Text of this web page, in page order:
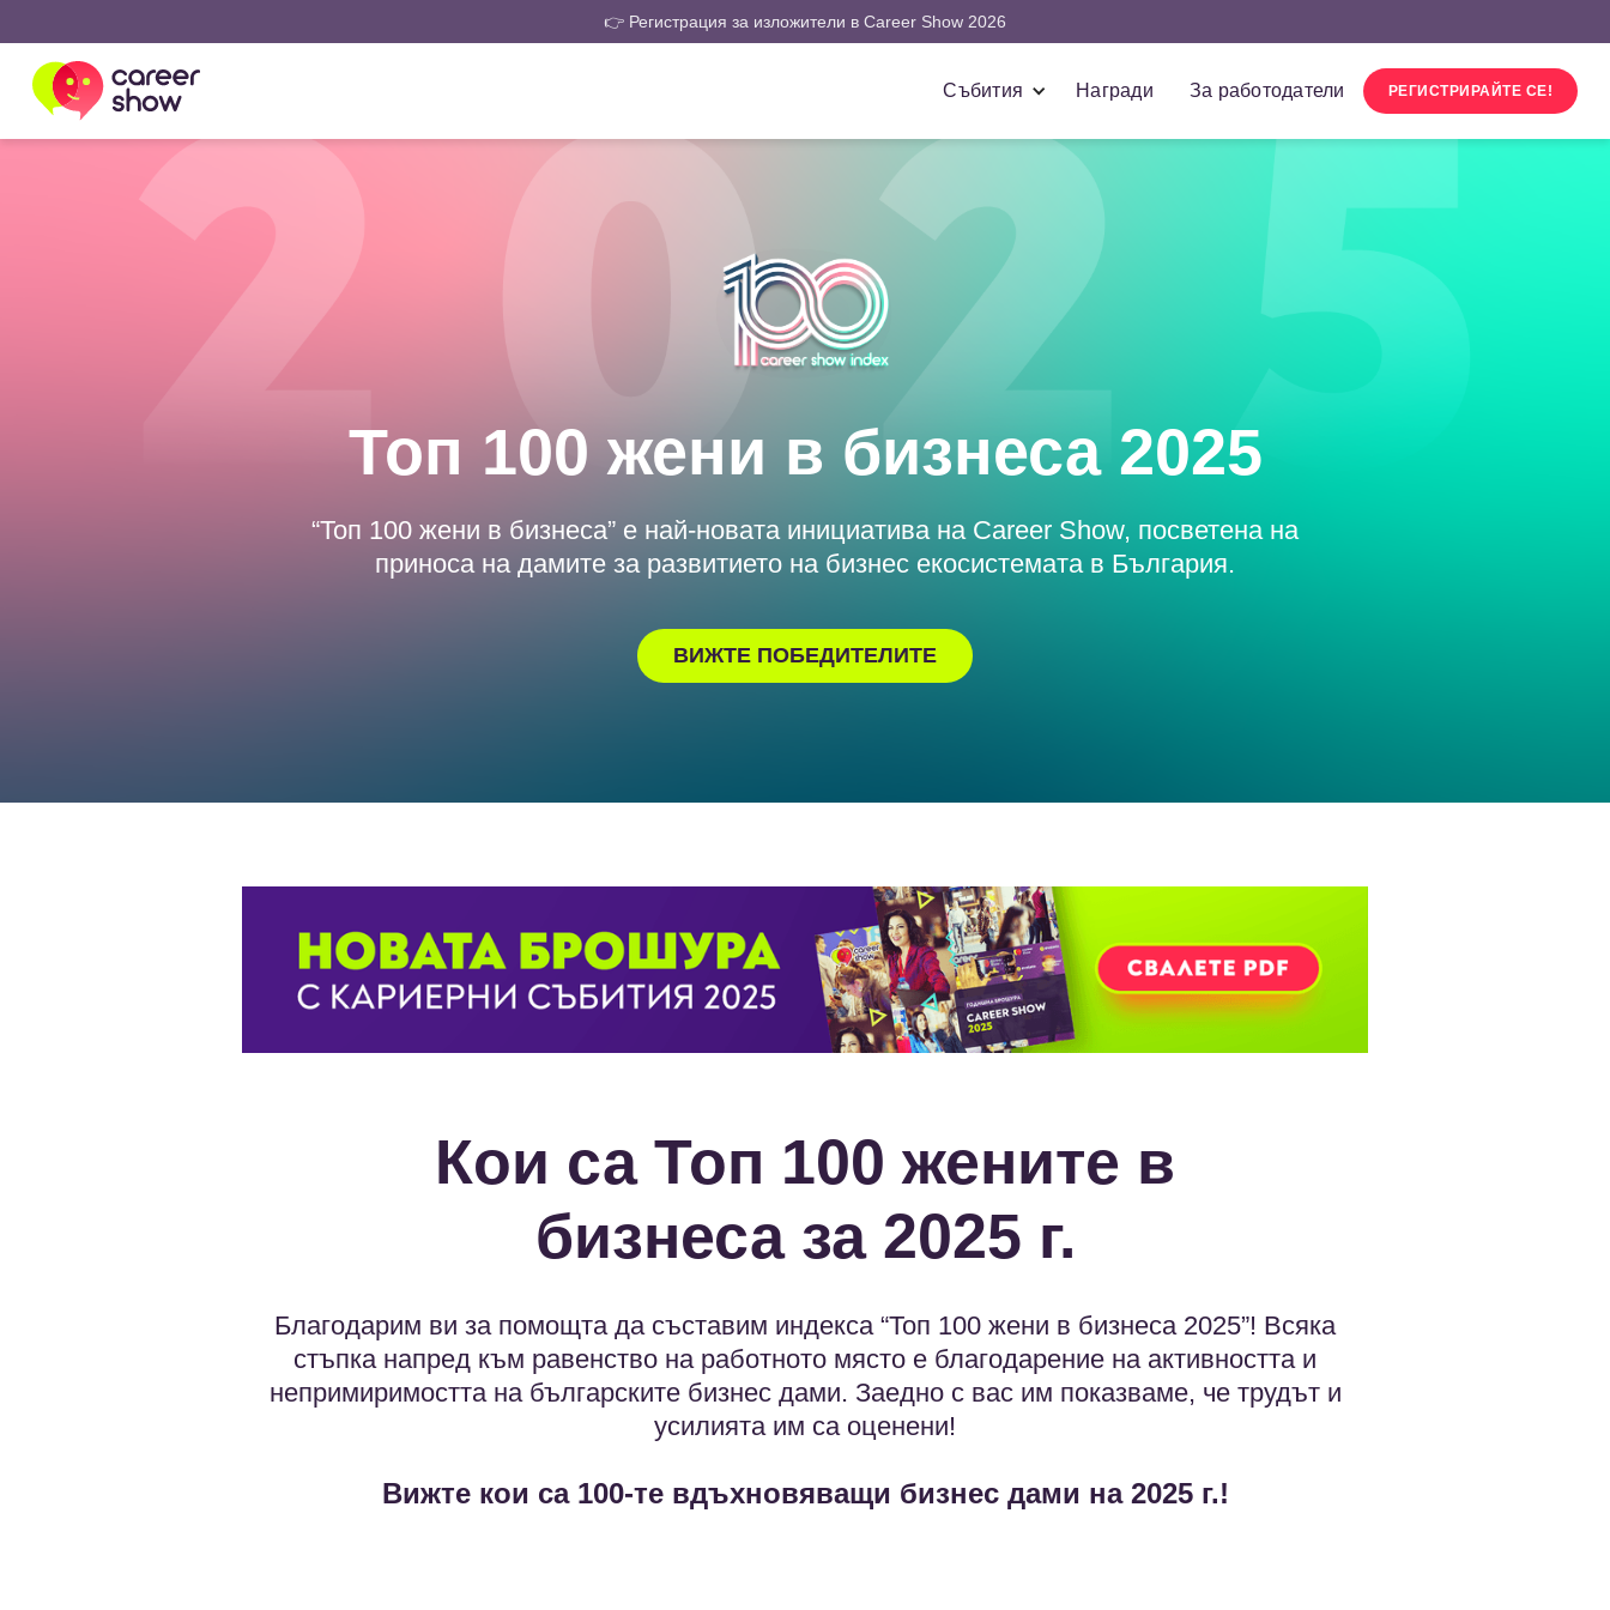
👉 Регистрация за изложители в Career Show 2026
Събития Награди За работодатели РЕГИСТРИРАЙТЕ СЕ!
Топ 100 жени в бизнеса 2025
“Топ 100 жени в бизнеса” е най-новата инициатива на Career Show, посветена на
приноса на дамите за развитието на бизнес екосистемата в България.
ВИЖТЕ ПОБЕДИТЕЛИТЕ
Кои са Топ 100 жените в
бизнеса за 2025 г.
Благодарим ви за помощта да съставим индекса “Топ 100 жени в бизнеса 2025”! Всяка
стъпка напред към равенство на работното място е благодарение на активността и
непримиримостта на българските бизнес дами. Заедно с вас им показваме, че трудът и
усилията им са оценени!
Вижте кои са 100-те вдъхновяващи бизнес дами на 2025 г.!